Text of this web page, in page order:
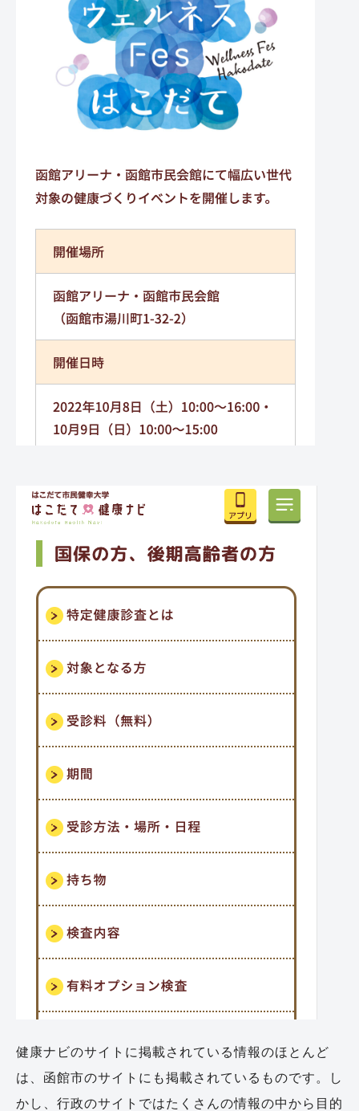
健康ナビのサイトに掲載されている情報のほとんど
は、函館市のサイトにも掲載されているものです。し
かし、行政のサイトではたくさんの情報の中から目的